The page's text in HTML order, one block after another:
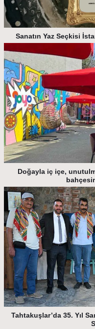
Sanatın Yaz Seçkisi
Doğayla iç içe,
Tahtakuşlar’da 35. Yıl